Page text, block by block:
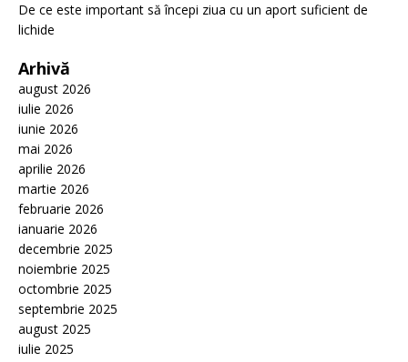
De ce este important să începi ziua cu un aport suficient de
lichide
Arhivă
august 2026
iulie 2026
iunie 2026
mai 2026
aprilie 2026
martie 2026
februarie 2026
ianuarie 2026
decembrie 2025
noiembrie 2025
octombrie 2025
septembrie 2025
august 2025
iulie 2025